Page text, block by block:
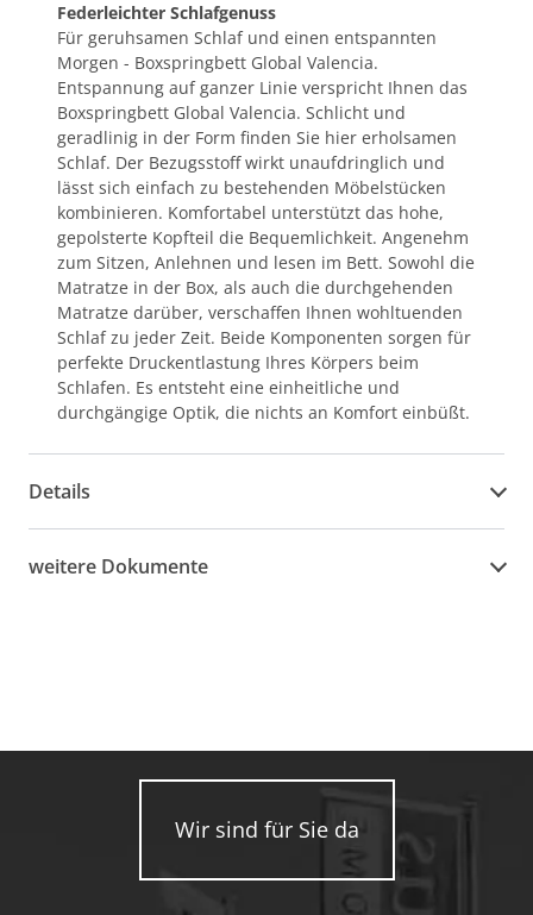
Federleichter Schlafgenuss
Für geruhsamen Schlaf und einen entspannten
Morgen - Boxspringbett Global Valencia.
Entspannung auf ganzer Linie verspricht Ihnen das
Boxspringbett Global Valencia. Schlicht und
geradlinig in der Form finden Sie hier erholsamen
Schlaf. Der Bezugsstoff wirkt unaufdringlich und
lässt sich einfach zu bestehenden Möbelstücken
kombinieren. Komfortabel unterstützt das hohe,
gepolsterte Kopfteil die Bequemlichkeit. Angenehm
zum Sitzen, Anlehnen und lesen im Bett. Sowohl die
Matratze in der Box, als auch die durchgehenden
Matratze darüber, verschaffen Ihnen wohltuenden
Schlaf zu jeder Zeit. Beide Komponenten sorgen für
perfekte Druckentlastung Ihres Körpers beim
Schlafen. Es entsteht eine einheitliche und
durchgängige Optik, die nichts an Komfort einbüßt.
Details
weitere Dokumente
Wir sind für Sie da